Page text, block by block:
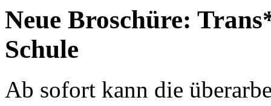
Neue Broschüre:
Schule
Ab sofort kann die